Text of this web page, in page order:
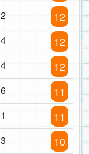
2 12
4 12
4 12
6 11
1 11
3 10